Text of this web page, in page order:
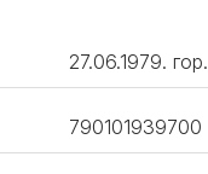
27.06.1979.
790101939700